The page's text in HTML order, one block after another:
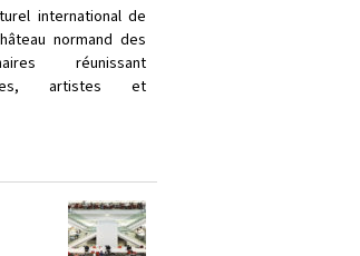
international de
normand des
réunissant
artistes et